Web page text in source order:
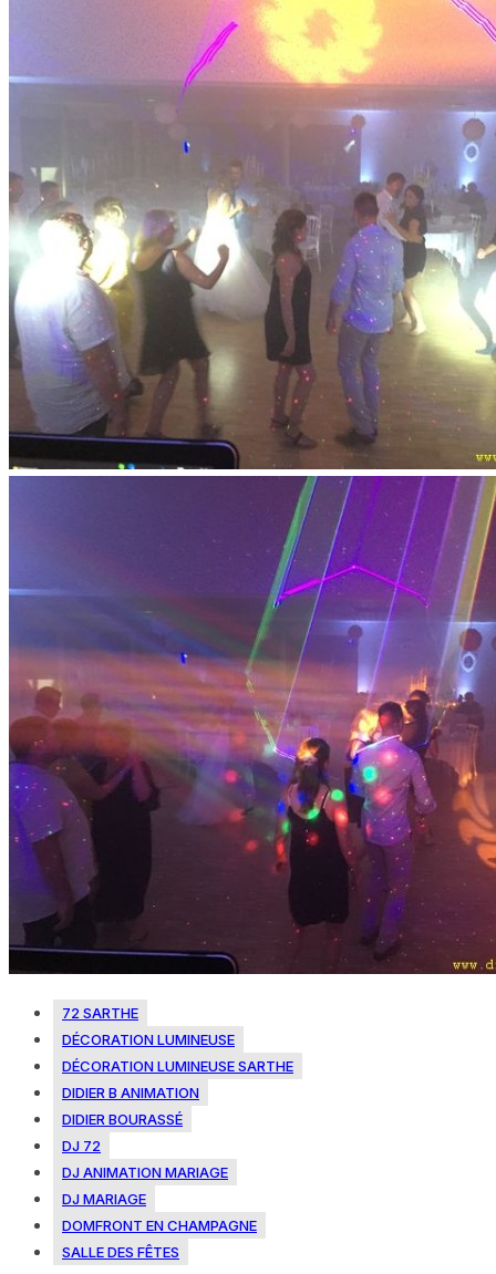
72 SARTHE
DÉCORATION LUMINEUSE
DÉCORATION LUMINEUSE SARTHE
DIDIER B ANIMATION
DIDIER BOURASSÉ
DJ 72
DJ ANIMATION MARIAGE
DJ MARIAGE
DOMFRONT EN CHAMPAGNE
SALLE DES FÊTES